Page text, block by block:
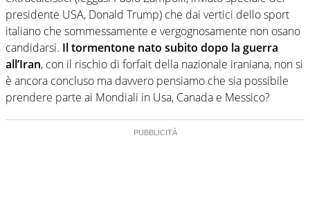
presidente USA, Donald Trump) che dai vertici dello sport
italiano che sommessamente e vergognosamente non osano
candidarsi. Il tormentone nato subito dopo la guerra
all’Iran, con il rischio di forfait della nazionale iraniana, non si
è ancora concluso ma davvero pensiamo che sia possibile
prendere parte ai Mondiali in Usa, Canada e Messico?